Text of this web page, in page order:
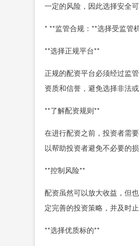
一定的风险，因此选择安全
* **监管合规：**选择受监管
**选择正规平台**
正规的配资平台必须经过监
资质和信誉，避免选择非法或
**了解配资规则**
在进行配资之前，投资者需
以帮助投资者避免不必要的损
**控制风险**
配资虽然可以放大收益，但
定完善的投资策略，并及时止
**选择优质标的**